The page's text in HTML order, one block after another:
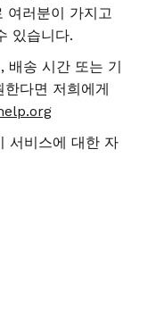
여러분이 가지고
있습니다.
, 배송 시간 또는 기
한다면 저희에게
서비스에 대한 자